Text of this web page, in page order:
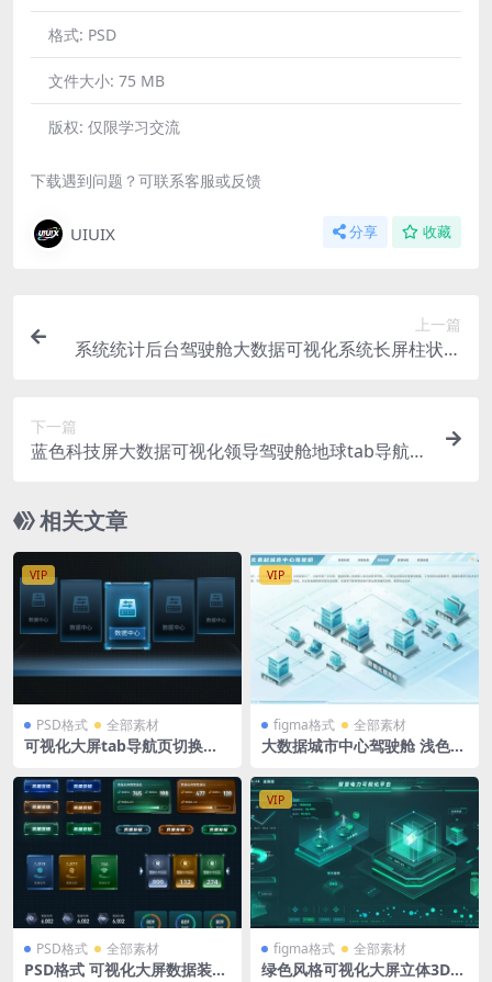
格式: PSD
文件大小: 75 MB
版权: 仅限学习交流
下载遇到问题？可联系客服或反馈
UIUIX 分享 收藏
上一篇
系统统计后台驾驶舱大数据可视化系统长屏柱状图
下一篇
蓝色科技屏大数据可视化领导驾驶舱地球tab导航折
相关文章
VIP
PSD格式 全部素材
可视化大屏tab导航页切换系
VIP
figma格式 全部素材
大数据城市中心驾驶舱 浅色
2.5D可视化大屏 figma格式
PSD格式 全部素材
PSD格式 可视化大屏数据装饰
VIP
figma格式 全部素材
绿色风格可视化大屏立体3D电